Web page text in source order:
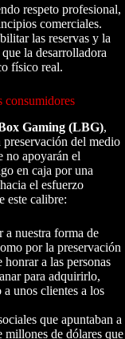
respeto profesional,
comerciales.
las reservas y la
la desarrolladora
físico real.
consumidores
Gaming (LBG),
del medio
no apoyarán el
en caja por una
el esfuerzo
este calibre:
nuestra forma de
por la preservación
a las personas
para adquirirlo,
unos clientes a los
que apuntaban a
millones de dólares que